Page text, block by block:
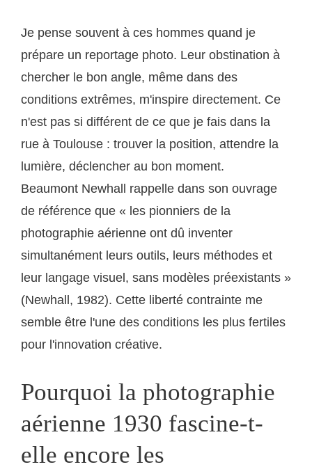
Je pense souvent à ces hommes quand je
prépare un reportage photo. Leur obstination à
chercher le bon angle, même dans des
conditions extrêmes, m'inspire directement. Ce
n'est pas si différent de ce que je fais dans la
rue à Toulouse : trouver la position, attendre la
lumière, déclencher au bon moment.
Beaumont Newhall rappelle dans son ouvrage
de référence que « les pionniers de la
photographie aérienne ont dû inventer
simultanément leurs outils, leurs méthodes et
leur langage visuel, sans modèles préexistants »
(Newhall, 1982). Cette liberté contrainte me
semble être l'une des conditions les plus fertiles
pour l'innovation créative.
Pourquoi la photographie
aérienne 1930 fascine-t-
elle encore les